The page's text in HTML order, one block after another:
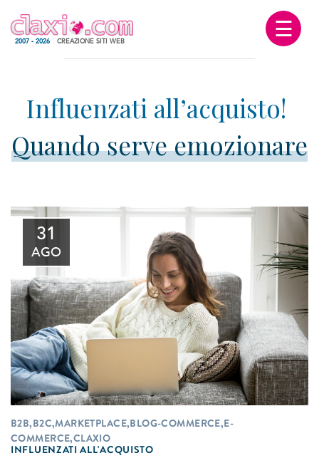
2007 - 2026 CREAZIONE SITI WEB ☰
Quando serve emozionare
31
AGO
B2B,B2C,MARKETPLACE,BLOG-COMMERCE,E-
COMMERCE,CLAXIO
INFLUENZATI ALL'ACQUISTO